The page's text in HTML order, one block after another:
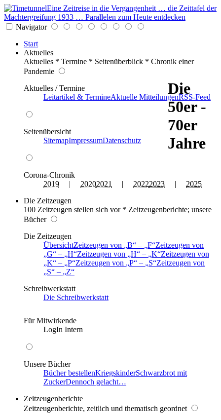
Eine Zeitreise in die Vergangenheit … die Zeittafel der
Machtergreifung 1933 … Parallelen zum Heute entdecken
Navigator
Start
Aktuelles
Aktuelles * Termine * Seitenüberblick * Chronik einer
Pandemie
Aktuelles / Termine
Leitartikel & TermineAktuelle MitteilungenRSS-Feed
Seitenübersicht
SitemapImpressumDatenschutz
Corona-Chronik
2019 | 20202021 | 20222023 | 2025
Die Zeitzeugen
100 Zeitzeugen stellen sich vor * Zeitzeugenberichte; unsere
Bücher
Die Zeitzeugen
ÜbersichtZeitzeugen von B – F Zeitzeugen von
G
– H Zeitzeugen von H – K Zeitzeugen von
K
– P Zeitzeugen von P – S Zeitzeugen von
S
–
Z
Schreibwerkstatt
Die Schreibwerkstatt
Für Mitwirkende
LogIn Intern
Unsere Bücher
Bücher bestellenKriegskinderSchwarzbrot mit
ZuckerDennoch gelacht…
Zeitzeugenberichte
Zeitzeugenberichte, zeitlich und thematisch geordnet
Die
50er -
70er
Jahre